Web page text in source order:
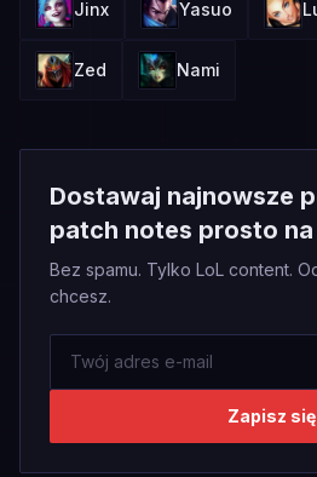
Jinx Yasuo
Zed Nami
Dostawaj najnowsze
patch notes prosto na
Bez spamu. Tylko LoL content.
chcesz.
Zapisz się